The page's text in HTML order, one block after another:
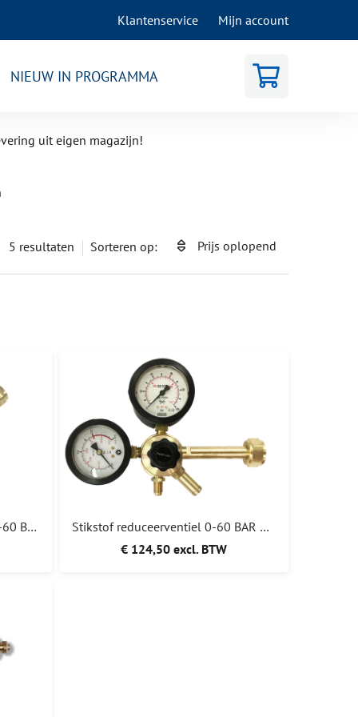
Klantenservice Mijn account
NIEUW IN PROGRAMMA
uit eigen magazijn!
5 resultaten Sorteren op: Prijs oplopend
Formeergas reduceerventiel 0-60 BAR HVAC 119,00
Stikstof reduceerventiel 0-60 BAR HVAC (N2) II 124,50
€ 124,50 excl. BTW